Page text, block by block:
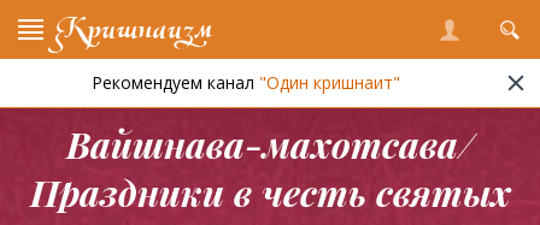
Кришнаизм
Рекомендуем канал "Один кришнаит"
Вайшнава-махотсава/
Праздники в честь святых